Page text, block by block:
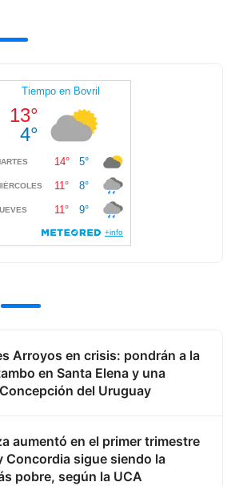
Arroyos en crisis: pondrán a la
en Santa Elena y una
del Uruguay
aumentó en el primer trimestre
Concordia sigue siendo la
pobre, según la UCA